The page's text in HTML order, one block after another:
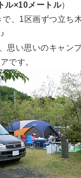
ル×10メートル）
、1区画ずつ立ち
思い思いのキャン
です。